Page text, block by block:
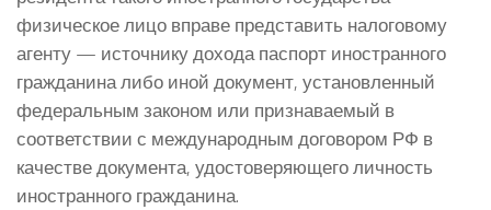
физическое лицо вправе представить налоговому
агенту — источнику дохода паспорт иностранного
гражданина либо иной документ, установленный
федеральным законом или признаваемый в
соответствии с международным договором РФ в
качестве документа, удостоверяющего личность
иностранного гражданина.